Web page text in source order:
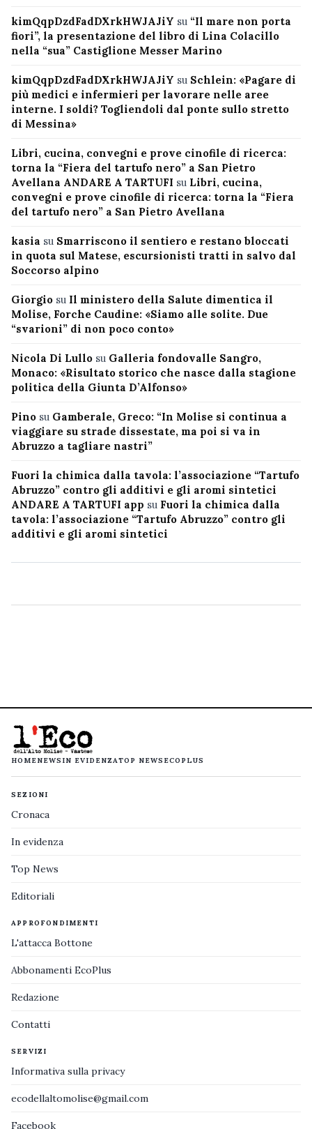
kimQqpDzdFadDXrkHWJAJiY su “Il mare non porta
fiori”, la presentazione del libro di Lina Colacillo
nella “sua” Castiglione Messer Marino
kimQqpDzdFadDXrkHWJAJiY su Schlein: «Pagare di
più medici e infermieri per lavorare nelle aree
interne. I soldi? Togliendoli dal ponte sullo stretto
di Messina»
Libri, cucina, convegni e prove cinofile di ricerca:
torna la “Fiera del tartufo nero” a San Pietro
Avellana ANDARE A TARTUFI su Libri, cucina,
convegni e prove cinofile di ricerca: torna la “Fiera
del tartufo nero” a San Pietro Avellana
kasia su Smarriscono il sentiero e restano bloccati
in quota sul Matese, escursionisti tratti in salvo dal
Soccorso alpino
Giorgio su Il ministero della Salute dimentica il
Molise, Forche Caudine: «Siamo alle solite. Due
“svarioni” di non poco conto»
Nicola Di Lullo su Galleria fondovalle Sangro,
Monaco: «Risultato storico che nasce dalla stagione
politica della Giunta D’Alfonso»
Pino su Gamberale, Greco: “In Molise si continua a
viaggiare su strade dissestate, ma poi si va in
Abruzzo a tagliare nastri”
Fuori la chimica dalla tavola: l’associazione “Tartufo
Abruzzo” contro gli additivi e gli aromi sintetici
ANDARE A TARTUFI app su Fuori la chimica dalla
tavola: l’associazione “Tartufo Abruzzo” contro gli
additivi e gli aromi sintetici
HOMENEWS IN EVIDENZATOP NEWS ECOPLUS
SEZIONI
Cronaca
In evidenza
Top News
Editoriali
APPROFONDIMENTI
L'attacca Bottone
Abbonamenti EcoPlus
Redazione
Contatti
SERVIZI
Informativa sulla privacy
ecodellaltomolise@gmail.com
Facebook